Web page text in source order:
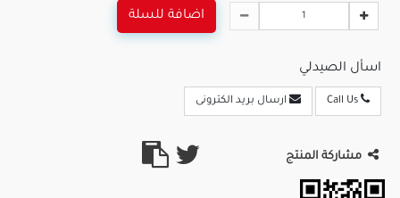
اضافة للسلة
اسأل الصيدلي
ارسال بريد الكترونى
مشاركة المنتج